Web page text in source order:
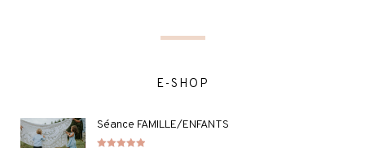
E-SHOP
Séance FAMILLE/ENFANTS